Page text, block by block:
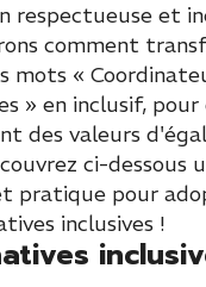
respectueuse et
comment
mots «
» en inclusif, pour
des valeurs
ci-dessous
pratique pour
inclusives !